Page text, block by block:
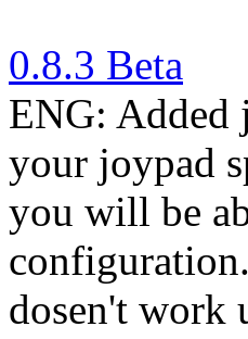
0.8.3 Beta
ENG: Added
your joypad
you will be
dosen't work